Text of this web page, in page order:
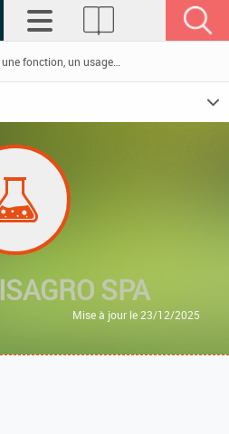
ISAGRO SPA
Mise à jour le 23/12/2025